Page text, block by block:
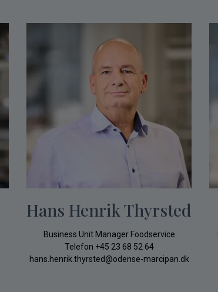
Hans Henrik Thyrsted
Business Unit Manager Foodservice
Telefon +45 23 68 52 64
hans.henrik.thyrsted@odense-marcipan.dk